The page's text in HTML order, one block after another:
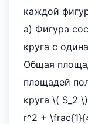
каждой
а) Фигура
круга с
Общая
площадей
круга \( S_2
r^2 +